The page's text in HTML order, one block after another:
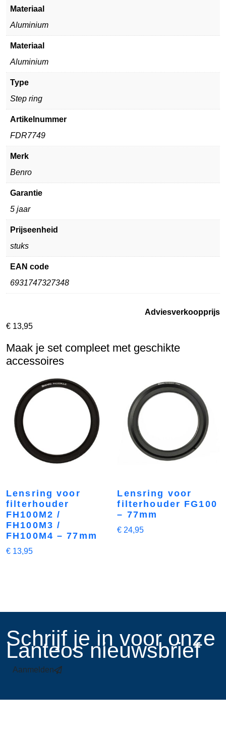
Materiaal
Aluminium
Materiaal
Aluminium
Type
Step ring
Artikelnummer
FDR7749
Merk
Benro
Garantie
5 jaar
Prijseenheid
stuks
EAN code
6931747327348
Adviesverkoopprijs
€ 13,95
Maak je set compleet met geschikte
accessoires
Lensring voor
filterhouder
FH100M2 /
FH100M3 /
FH100M4 – 77mm
€ 13,95
Lensring voor
filterhouder FG100
– 77mm
€ 24,95
​Schrijf je in voor onze
Lanteos nieuwsbrief
Aanmelden